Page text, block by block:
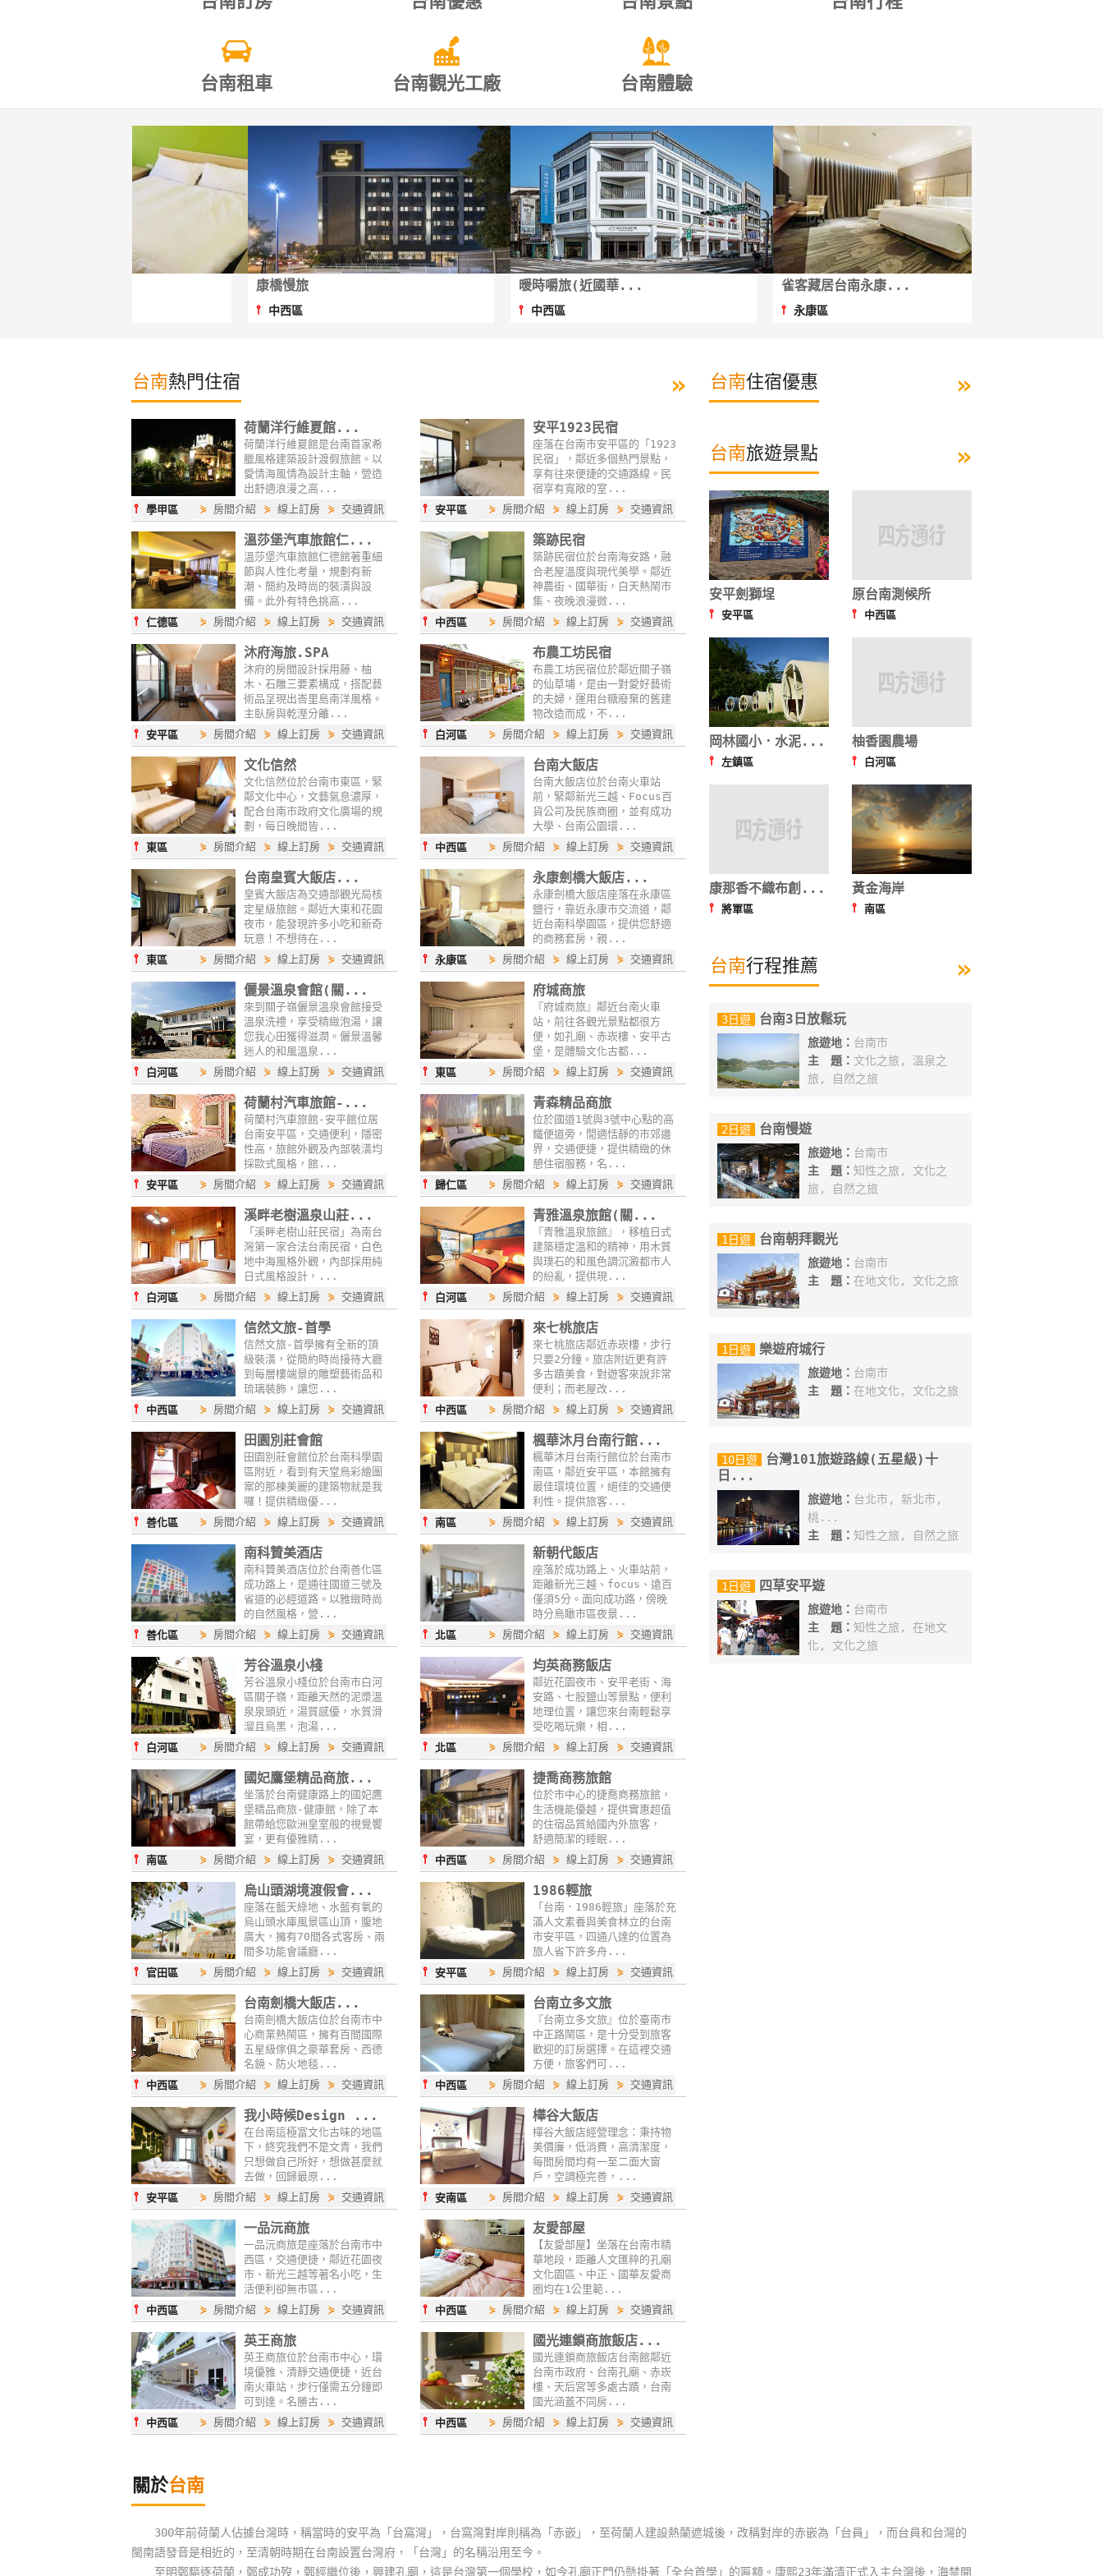
台南租車 台南觀光工廠 台南體驗
康橋慢旅
⫯ 中西區
暖時嚼旅(近國華...
⫯ 中西區
雀客藏居台南永康...
⫯ 永康區
台南熱門住宿 »
荷蘭洋行維夏館...
荷蘭洋行維夏館是台南首家希
臘風格建築設計渡假旅館。以
愛情海風情為設計主軸，營造
出舒適浪漫之高...
⫯學甲區 ⋟ 房間介紹 ⋟ 線上訂房 ⋟ 交通資訊
安平1923民宿
座落在台南市安平區的「1923
民宿」，鄰近多個熱門景點，
享有往來便捷的交通路線。民
宿享有寬敞的室...
⫯ 安平區 ⋟ 房間介紹 ⋟ 線上訂房 ⋟ 交通資訊
溫莎堡汽車旅館仁...
溫莎堡汽車旅館仁德館著重細
節與人性化考量，規劃有新
潮、簡約及時尚的裝潢與設
備。此外有特色挑高...
⫯仁德區 ⋟ 房間介紹 ⋟ 線上訂房 ⋟ 交通資訊
築跡民宿
築跡民宿位於台南海安路，融
合老屋溫度與現代美學。鄰近
神農街、國華街，白天熱鬧市
集、夜晚浪漫微...
⫯ 中西區 ⋟ 房間介紹 ⋟ 線上訂房 ⋟ 交通資訊
沐府海旅.SPA
沐府的房間設計採用藤、柚
木、石雕三要素構成，搭配藝
術品呈現出峇里島南洋風格。
主臥房與乾溼分離...
⫯ 安平區 ⋟ 房間介紹 ⋟ 線上訂房 ⋟ 交通資訊
布農工坊民宿
布農工坊民宿位於鄰近關子嶺
的仙草埔，是由一對愛好藝術
的夫婦，運用台糖廢棄的舊建
物改造而成，不...
⫯ 白河區 ⋟ 房間介紹 ⋟ 線上訂房 ⋟ 交通資訊
文化信然
文化信然位於台南市東區，緊
鄰文化中心，文藝氣息濃厚，
配合台南市政府文化廣場的規
劃，每日晚間皆...
⫯東區 ⋟ 房間介紹 ⋟ 線上訂房 ⋟ 交通資訊
台南大飯店
台南大飯店位於台南火車站
前，緊鄰新光三越、Focus百
貨公司及民族商圈，並有成功
大學、台南公園環...
⫯ 中西區 ⋟ 房間介紹 ⋟ 線上訂房 ⋟ 交通資訊
台南皇賓大飯店...
皇賓大飯店為交通部觀光局核
定星級旅館。鄰近大東和花園
夜市，能發現許多小吃和新奇
玩意！不想待在...
⫯東區 ⋟ 房間介紹 ⋟ 線上訂房 ⋟ 交通資訊
永康劍橋大飯店...
永康劍橋大飯店座落在永康區
鹽行，靠近永康市交流道，鄰
近台南科學園區，提供您舒適
的商務套房，親...
⫯永康區 ⋟ 房間介紹 ⋟ 線上訂房 ⋟ 交通資訊
儷景溫泉會館(關...
來到關子嶺儷景溫泉會館接受
溫泉洗禮，享受精緻泡湯，讓
您我心田獲得滋潤。儷景溫馨
迷人的和風溫泉...
⫯ 白河區 ⋟ 房間介紹 ⋟ 線上訂房 ⋟ 交通資訊
府城商旅
『府城商旅』鄰近台南火車
站，前往各觀光景點都很方
便，如孔廟、赤崁樓、安平古
堡，是體驗文化古都...
⫯東區 ⋟ 房間介紹 ⋟ 線上訂房 ⋟ 交通資訊
荷蘭村汽車旅館-...
荷蘭村汽車旅館-安平館位居
台南安平區，交通便利，隱密
性高，旅館外觀及內部裝潢均
採歐式風格，館...
⫯ 安平區 ⋟ 房間介紹 ⋟ 線上訂房 ⋟ 交通資訊
青森精品商旅
位於國道1號與3號中心點的高
鐵便道旁，閒適恬靜的市郊邊
界，交通便捷，提供精緻的休
憩住宿服務，名...
⫯ 歸仁區 ⋟ 房間介紹 ⋟ 線上訂房 ⋟ 交通資訊
溪畔老樹溫泉山莊...
「溪畔老樹山莊民宿」為南台
灣第一家合法台南民宿，白色
地中海風格外觀，內部採用純
日式風格設計，...
⫯ 白河區 ⋟ 房間介紹 ⋟ 線上訂房 ⋟ 交通資訊
青雅溫泉旅館(關...
『青雅溫泉旅館』，移植日式
建築穩定溫和的精神，用木質
與璞石的和風色調沉澱都市人
的紛亂，提供現...
⫯ 白河區 ⋟ 房間介紹 ⋟ 線上訂房 ⋟ 交通資訊
信然文旅-首學
信然文旅-首學擁有全新的頂
級裝潢，從簡約時尚接待大廳
到每層樓端景的雕塑藝術品和
琉璃裝飾，讓您...
⫯ 中西區 ⋟ 房間介紹 ⋟ 線上訂房 ⋟ 交通資訊
來七桃旅店
來七桃旅店鄰近赤崁樓，步行
只要2分鐘。旅店附近更有許
多古蹟美食，對遊客來說非常
便利；而老屋改...
⫯ 中西區 ⋟ 房間介紹 ⋟ 線上訂房 ⋟ 交通資訊
田園別莊會館
田園別莊會館位於台南科學園
區附近，看到有天堂鳥彩繪圖
案的那棟美麗的建築物就是我
囉！提供精緻優...
⫯善化區 ⋟ 房間介紹 ⋟ 線上訂房 ⋟ 交通資訊
楓華沐月台南行館...
楓華沐月台南行館位於台南市
南區，鄰近安平區，本館擁有
最佳環境位置，絕佳的交通便
利性。提供旅客...
⫯南區 ⋟ 房間介紹 ⋟ 線上訂房 ⋟ 交通資訊
南科贊美酒店
南科贊美酒店位於台南善化區
成功路上，是通往國道三號及
省道的必經道路。以雅緻時尚
的自然風格，營...
⫯善化區 ⋟ 房間介紹 ⋟ 線上訂房 ⋟ 交通資訊
新朝代飯店
座落於成功路上、火車站前，
距離新光三越、focus、遠百
僅須5分。面向成功路，傍晚
時分鳥瞰市區夜景...
⫯北區 ⋟ 房間介紹 ⋟ 線上訂房 ⋟ 交通資訊
芳谷溫泉小棧
芳谷溫泉小棧位於台南市白河
區關子嶺，距離天然的泥漿溫
泉泉頭近，湯質感優，水質滑
溜且烏黑，泡湯...
⫯ 白河區 ⋟ 房間介紹 ⋟ 線上訂房 ⋟ 交通資訊
均英商務飯店
鄰近花園夜市、安平老街、海
安路、七股鹽山等景點，便利
地理位置，讓您來台南輕鬆享
受吃喝玩樂，相...
⫯北區 ⋟ 房間介紹 ⋟ 線上訂房 ⋟ 交通資訊
國妃鷹堡精品商旅...
坐落於台南健康路上的國妃鷹
堡精品商旅-健康館，除了本
館帶給您歐洲皇室般的視覺饗
宴，更有優雅精...
⫯南區 ⋟ 房間介紹 ⋟ 線上訂房 ⋟ 交通資訊
捷喬商務旅館
位於市中心的捷喬商務旅館，
生活機能優越，提供實惠超值
的住宿品質給國內外旅客，
舒適簡潔的睡眠...
⫯ 中西區 ⋟ 房間介紹 ⋟ 線上訂房 ⋟ 交通資訊
烏山頭湖境渡假會...
座落在藍天綠地、水藍有氧的
烏山頭水庫風景區山頂，腹地
廣大，擁有70間各式客房、兩
間多功能會議廳...
⫯ 官田區 ⋟ 房間介紹 ⋟ 線上訂房 ⋟ 交通資訊
1986輕旅
「台南．1986輕旅」座落於充
滿人文素養與美食林立的台南
市安平區，四通八達的位置為
旅人省下許多舟...
⫯ 安平區 ⋟ 房間介紹 ⋟ 線上訂房 ⋟ 交通資訊
台南劍橋大飯店...
台南劍橋大飯店位於台南市中
心商業熱鬧區，擁有百間國際
五星級傢俱之豪華套房、西德
名鏡、防火地毯...
⫯ 中西區 ⋟ 房間介紹 ⋟ 線上訂房 ⋟ 交通資訊
台南立多文旅
『台南立多文旅』位於臺南市
中正路鬧區，是十分受到旅客
歡迎的訂房選擇。在這裡交通
方便，旅客們可...
⫯ 中西區 ⋟ 房間介紹 ⋟ 線上訂房 ⋟ 交通資訊
我小時候Design ...
在台南這極富文化古味的地區
下，終究我們不是文青，我們
只想做自己所好，想做甚麼就
去做，回歸最原...
⫯ 安平區 ⋟ 房間介紹 ⋟ 線上訂房 ⋟ 交通資訊
樺谷大飯店
樺谷大飯店經營理念：秉持物
美價廉，低消費，高清潔度，
每間房間均有一至二面大窗
戶，空調極完善，...
⫯ 安南區 ⋟ 房間介紹 ⋟ 線上訂房 ⋟ 交通資訊
一品沅商旅
一品沅商旅是座落於台南市中
西區，交通便捷，鄰近花園夜
市、新光三越等著名小吃，生
活便利卻無市區...
⫯ 中西區 ⋟ 房間介紹 ⋟ 線上訂房 ⋟ 交通資訊
友愛部屋
【友愛部屋】坐落在台南市精
華地段，距離人文匯粹的孔廟
文化園區、中正、國華友愛商
圈均在1公里範...
⫯ 中西區 ⋟ 房間介紹 ⋟ 線上訂房 ⋟ 交通資訊
英王商旅
英王商旅位於台南市中心，環
境優雅、清靜交通便捷，近台
南火車站，步行僅需五分鐘即
可到達。名勝古...
⫯ 中西區 ⋟ 房間介紹 ⋟ 線上訂房 ⋟ 交通資訊
國光連鎖商旅飯店...
國光連鎖商旅飯店台南館鄰近
台南市政府、台南孔廟、赤崁
樓、天后宮等多處古蹟，台南
國光涵蓋不同房...
⫯ 中西區 ⋟ 房間介紹 ⋟ 線上訂房 ⋟ 交通資訊
台南住宿優惠 »
台南旅遊景點 »
安平劍獅埕
⫯ 安平區
原台南測候所
⫯ 中西區
岡林國小．水泥...
⫯ 左鎮區
柚香園農場
⫯ 白河區
康那香不織布創...
⫯ 將軍區
黃金海岸
⫯南區
台南行程推薦 »
3日遊 台南3日放鬆玩
旅遊地： 台南市
主 題： 文化之旅, 溫泉之
旅, 自然之旅
2日遊 台南慢遊
旅遊地： 台南市
主 題： 知性之旅, 文化之
旅, 自然之旅
1日遊 台南朝拜觀光
旅遊地： 台南市
主 題： 在地文化, 文化之旅
1日遊 樂遊府城行
旅遊地： 台南市
主 題： 在地文化, 文化之旅
10日遊
台灣101旅遊路線(五星級)十
日...
旅遊地： 台北市, 新北市,
桃...
主 題： 知性之旅, 自然之旅
1日遊 四草安平遊
旅遊地： 台南市
主 題： 知性之旅, 在地文
化, 文化之旅
關於台南
300年前荷蘭人佔據台灣時，稱當時的安平為「台窩灣」，台窩灣對岸則稱為「赤嵌」，至荷蘭人建設熱蘭遮城後，改稱對岸的赤嵌為「台員」，而台員和台灣的
閩南語發音是相近的，至清朝時期在台南設置台灣府，「台灣」的名稱沿用至今。
至明鄭驅逐荷蘭，鄭成功歿，鄭經繼位後，興建孔廟，這是台灣第一個學校，如今孔廟正門仍懸掛著「全台首學」的匾額。康熙23年滿清正式入主台灣後，海禁開